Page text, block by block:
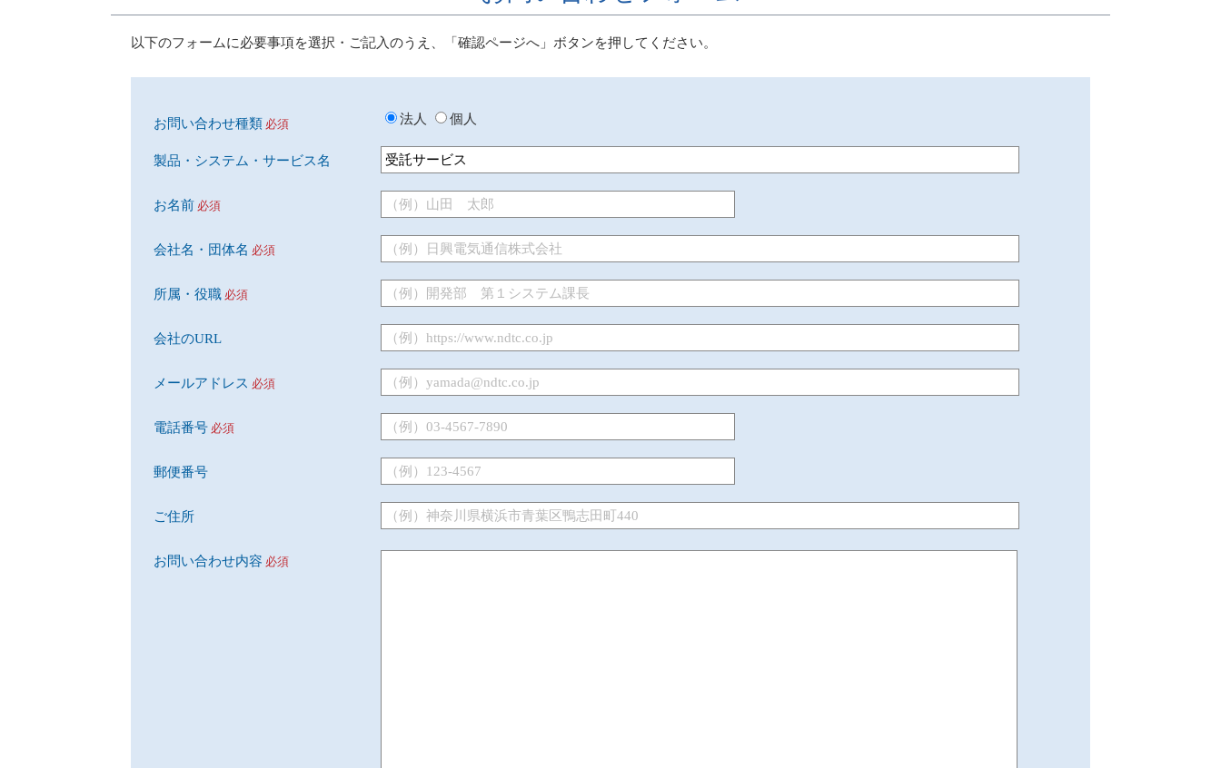
以下のフォームに必要事項を選択・ご記入のうえ、「確認ページへ」ボタンを押してください。
お問い合わせ種類 必須 法人 個人
製品・システム・サービス名
お名前 必須
会社名・団体名 必須
所属・役職 必須
会社のURL
メールアドレス 必須
電話番号 必須
郵便番号
ご住所
お問い合わせ内容 必須